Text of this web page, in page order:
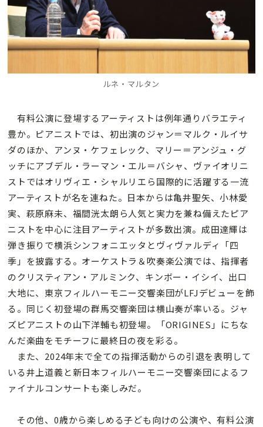
ルネ・マルタン
有料公演に登場するアーティストは例年通りバラエティ
豊か。ピアニストでは、初出演のジャン＝マルク・ルイサ
ダのほか、アンヌ・ケフェレック、マリー＝アンジュ・グ
ッチにアブデル・ラーマン・エル＝バシャ、ヴァイオリニ
ストではオリヴィエ・シャルリエら国際的に活躍する一流
アーティストが名を連ねた。日本からは亀井聖矢、小林愛
実、萩原麻未、福間洸太朗ら人気と実力を兼ね備えたピア
ニストを中心に注目アーティストが多数出演。成田達輝は
弾き振りで横浜シンフォニエッタとヴィヴァルディ「四
季」を披露する。オーケストラ＆吹奏楽公演では、指揮者
のクリスティアン・アルミンク、キンボー・イシイ、出口
大地に、東京フィルハーモニー交響楽団がLFJデビューを飾
る。同じく初登場の群馬交響楽団は横山奏が率いる。ジャ
ズピアニストの山下洋輔も初登場。「ORIGINES」にちな
んだ楽曲をモチーフに最終日の夜を彩る。
また、2024年末で全ての指揮活動からの引退を表明して
いる井上道義と新日本フィルハーモニー交響楽団によるフ
ァイナルコンサートも楽しみだ。
その他、0歳から楽しめる子ども向けの公演や、有料公演